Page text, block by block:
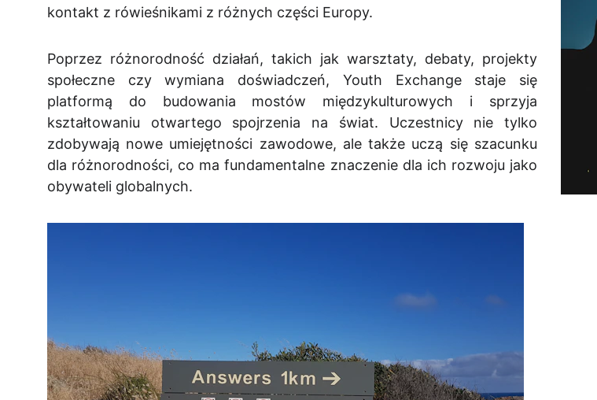
kontakt z rówieśnikami z różnych części Europy.
Poprzez różnorodność działań, takich jak warsztaty, debaty, projekty
społeczne czy wymiana doświadczeń, Youth Exchange staje się
platformą do budowania mostów międzykulturowych i sprzyja
kształtowaniu otwartego spojrzenia na świat. Uczestnicy nie tylko
zdobywają nowe umiejętności zawodowe, ale także uczą się szacunku
dla różnorodności, co ma fundamentalne znaczenie dla ich rozwoju jako
obywateli globalnych.